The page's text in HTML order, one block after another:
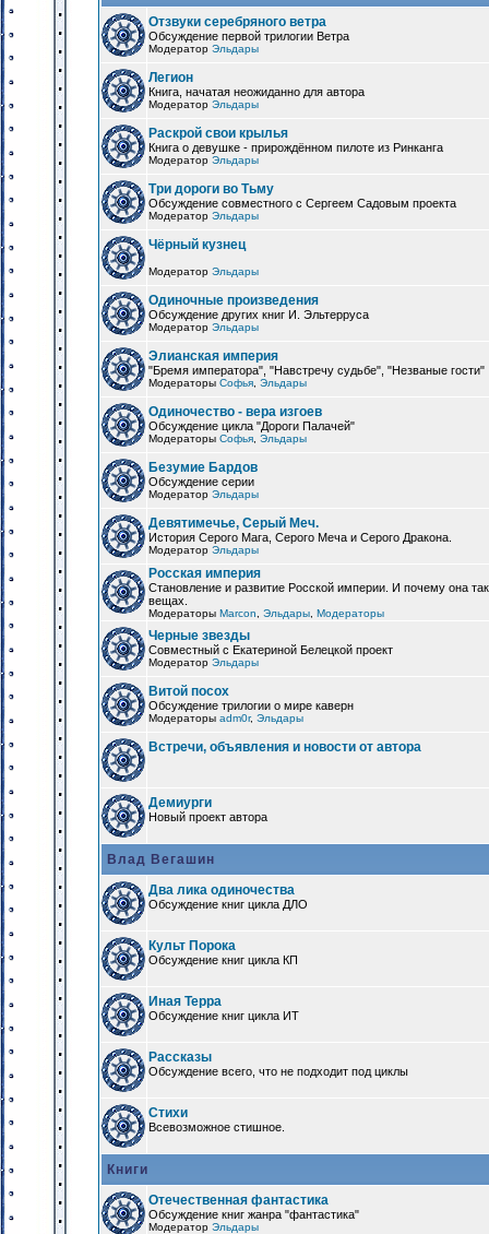
Отзвуки серебряного ветра
Обсуждение первой трилогии Ветра
Модератор Эльдары
Легион
Книга, начатая неожиданно для автора
Модератор Эльдары
Раскрой свои крылья
Книга о девушке - прирождённом пилоте из Ринканга
Модератор Эльдары
Три дороги во Тьму
Обсуждение совместного с Сергеем Садовым проекта
Модератор Эльдары
Чёрный кузнец
Модератор Эльдары
Одиночные произведения
Обсуждение других книг И. Эльтерруса
Модератор Эльдары
Элианская империя
"Бремя императора", "Навстречу судьбе", "Незваные гости"
Модераторы Софья Эльдары
Одиночество - вера изгоев
Обсуждение цикла "Дороги Палачей"
Модераторы Софья Эльдары
Безумие Бардов
Обсуждение серии
Модератор Эльдары
Девятимечье, Серый Меч.
История Серого Мага, Серого Меча и Серого Дракона.
Модератор Эльдары
Росская империя
Становление и развитие Росской империи. И почему она
вещах.
Модераторы Marcon Эльдары Модераторы
Черные звезды
Совместный с Екатериной Белецкой проект
Модератор Эльдары
Витой посох
Обсуждение трилогии о мире каверн
Модераторы adm0r, Эльдары
Встречи, объявления и новости от автора
Демиурги
Новый проект автора
Влад Вегашин
Два лика одиночества
Обсуждение книг цикла ДЛО
Культ Порока
Обсуждение книг цикла КП
Иная Терра
Обсуждение книг цикла ИТ
Рассказы
Обсуждение всего, что не подходит под циклы
Стихи
Всевозможное стишное.
Книги
Отечественная фантастика
Обсуждение книг жанра "фантастика"
Модератор Эльдары